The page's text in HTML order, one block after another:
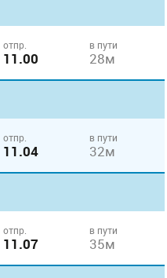
отпр.
11.00
в пути
28м
отпр.
11.04
в пути
32м
отпр.
11.07
в пути
35м